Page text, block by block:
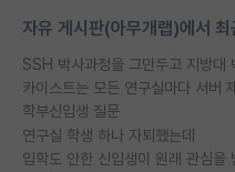
자유 게시판(아무개랩)에서
카이스트는 모든 연구실마다 서버
학부신입생 질문
연구실 학생 하나 자퇴했는데
입학도 안한 신입생이 원래 관심을